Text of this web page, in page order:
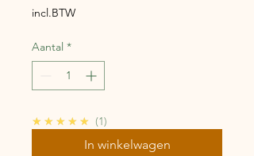
incl.BTW
Aantal *
★★★★★ 5.0
1
In winkelwagen